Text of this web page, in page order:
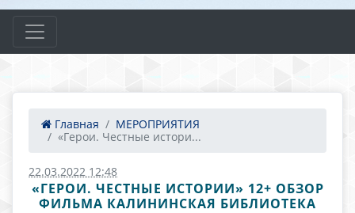
Главная
МЕРОПРИЯТИЯ
«Герои. Честные истори...
22.03.2022 12:48
«ГЕРОИ. ЧЕСТНЫЕ ИСТОРИИ» 12+ ОБЗОР
ФИЛЬМА КАЛИНИНСКАЯ БИБЛИОТЕКА